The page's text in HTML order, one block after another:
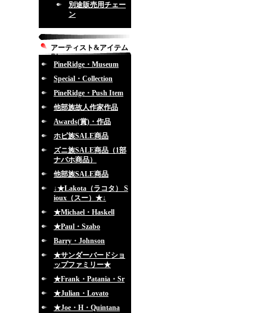
別途販売用チェー
ン
アーティスト&アイテム
別
PineRidge・Museum
Special・Collection
PineRidge・Push Item
他部族故人作家作品
Awards(賞)・作品
ホピ族SALE商品
ズニ族SALE商品（1部
ナバホ商品）
他部族SALE商品
↓★Lakota（ラコタ） S
ioux（スー）★↓
★Michael・Haskell
★Paul・Szabo
Barry・Johnson
★サンダーバードショ
ップファミリー★
★Frank・Patania・Sr
★Julian・Lovato
★Joe・H・Quintana